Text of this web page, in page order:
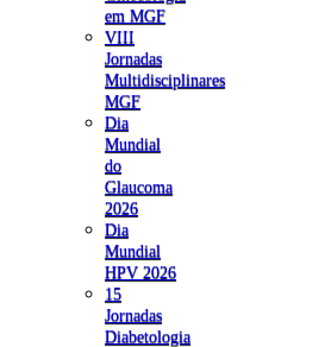
em MGF
VIII
Jornadas
Multidisciplinares
MGF
Dia
Mundial
do
Glaucoma
2026
Dia
Mundial
HPV 2026
15
Jornadas
Diabetologia